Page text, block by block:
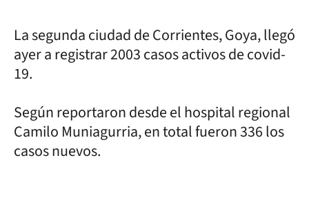
La segunda ciudad de Corrientes, Goya, llegó
ayer a registrar 2003 casos activos de covid-
19.
Según reportaron desde el hospital regional
Camilo Muniagurria, en total fueron 336 los
casos nuevos.